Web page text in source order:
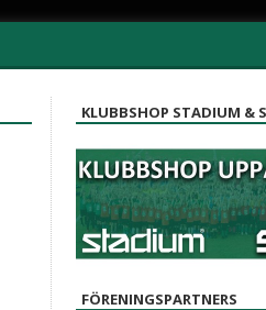
KLUBBSHOP STADIUM &
FÖRENINGSPARTNERS